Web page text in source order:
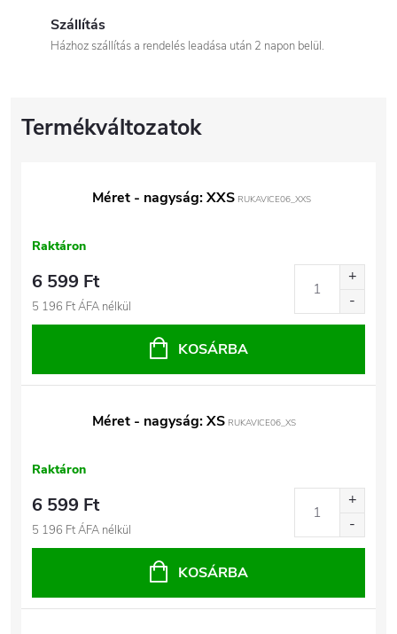
Szállítás
Házhoz szállítás a rendelés leadása után 2 napon belül.
Méret - nagyság: XXS RUKAVICE06_XXS
Raktáron
6 599 Ft
5 196 Ft ÁFA nélkül
KOSÁRBA
Méret - nagyság: XS RUKAVICE06_XS
Raktáron
6 599 Ft
5 196 Ft ÁFA nélkül
KOSÁRBA